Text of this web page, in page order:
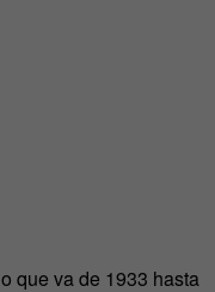
que va de 1933 hasta